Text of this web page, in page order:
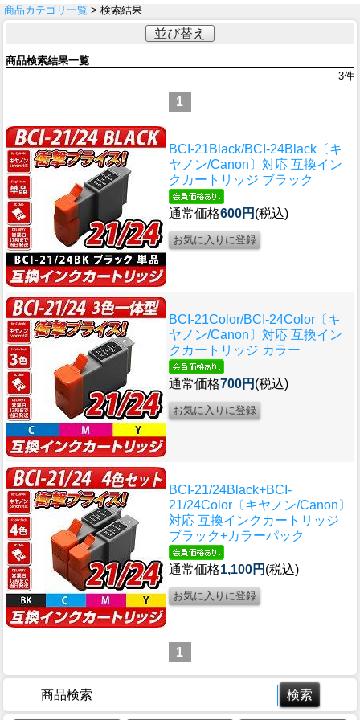
商品カテゴリ一覧 > 検索結果
並び替え
商品検索結果一覧
3件
1
BCI-21Black/BCI-24Black〔キ
ヤノン/Canon〕対応 互換イン
クカートリッジ ブラック
通常価格600円 (税込)
BCI-21Color/BCI-24Color〔キ
ヤノン/Canon〕対応 互換イン
クカートリッジ カラー
通常価格700円 (税込)
BCI-21/24Black+BCI-
21/24Color〔キヤノン/Canon〕
対応 互換インクカートリッジ
ブラック+カラーパック
通常価格1,100円 (税込)
1
商品検索